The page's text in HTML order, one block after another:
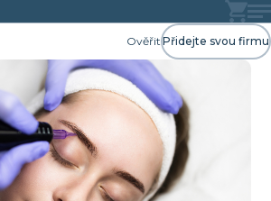
Ověřit Přidejte svou firmu